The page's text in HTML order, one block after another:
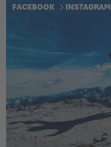
FACEBOOK INSTAGRAM